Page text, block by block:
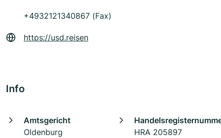
+4932121340867 (Fax)
https://usd.reisen
Info
Amtsgericht
Oldenburg
HRA 205897